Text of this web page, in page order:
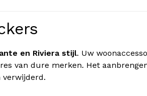
en Riviera stijl. Uw
van dure merken. Het
verwijderd.